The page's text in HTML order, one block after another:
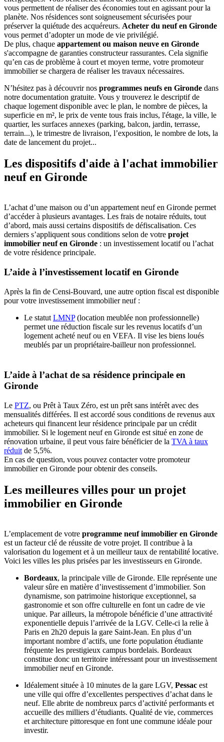
vous permettent de réaliser des économies tout en agissant pour la
planète. Nos résidences sont soigneusement sécurisées pour
préserver la quiétude des acquéreurs. Acheter du neuf en Gironde
vous permet d’adopter un mode de vie privilégié.
De plus, chaque appartement ou maison neuve en Gironde
s'accompagne de garanties constructeur rassurantes. Cela signifie
qu’en cas de problème à court et moyen terme, votre promoteur
immobilier se chargera de réaliser les travaux nécessaires.
N’hésitez pas à découvrir nos programmes neufs en Gironde dans
notre documentation gratuite. Vous y trouverez le descriptif de
chaque logement disponible avec le plan, le nombre de pièces, la
superficie en m², le prix de vente tous frais inclus, l'étage, la ville, le
quartier, les surfaces annexes (parking, balcon, jardin, terrasse,
terrain...), le trimestre de livraison, l’exposition, le nombre de lots, la
date de lancement du projet...
Les dispositifs d'aide à l'achat immobilier
neuf en Gironde
L’achat d’une maison ou d’un appartement neuf en Gironde permet
d’accéder à plusieurs avantages. Les frais de notaire réduits, tout
d’abord, mais aussi certains dispositifs de défiscalisation. Ces
derniers s’appliquent sous conditions selon de votre projet
immobilier neuf en Gironde : un investissement locatif ou l’achat
de votre résidence principale.
L’aide à l’investissement locatif en Gironde
Après la fin de Censi-Bouvard, une autre option fiscal est disponible
pour votre investissement immobilier neuf :
Le statut LMNP(location meublée non professionnelle)
permet une réduction fiscale sur les revenus locatifs d’un
logement acheté neuf ou en VEFA. Il vise les biens loués
meublés par un propriétaire-bailleur non professionnel.
L’aide à l’achat de sa résidence principale en
Gironde
Le PTZ, ou Prêt à Taux Zéro, est un prêt sans intérêt avec des
mensualités différées. Il est accordé sous conditions de revenus aux
acheteurs qui financent leur résidence principale par un crédit
immobilier. Si le logement neuf en Gironde est situé en zone de
rénovation urbaine, il peut vous faire bénéficier de la TVA à taux
réduit de 5,5%.
En cas de question, vous pouvez contacter votre promoteur
immobilier en Gironde pour obtenir des conseils.
Les meilleures villes pour un projet
immobilier en Gironde
L’emplacement de votre programme neuf immobilier en Gironde
est un facteur clé de réussite de votre projet. Il contribue à la
valorisation du logement et à un meilleur taux de rentabilité locative.
Voici les villes les plus prisées par les investisseurs en Gironde.
Bordeaux, la principale ville de Gironde. Elle représente une
valeur sûre en matière d’investissement d’immobilier. Son
dynamisme, son patrimoine historique exceptionnel, sa
gastronomie et son offre culturelle en font un cadre de vie
unique. Par ailleurs, la métropole bénéficie d’une attractivité
exponentielle depuis l’arrivée de la LGV. Celle-ci la relie à
Paris en 2h20 depuis la gare Saint-Jean. En plus d’un
important nombre d’actifs, une forte population étudiante
fréquente les prestigieux campus bordelais. Bordeaux
constitue donc un territoire intéressant pour un investissement
immobilier neuf en Gironde.
Idéalement située à 10 minutes de la gare LGV, Pessac est
une ville qui offre d’excellentes perspectives d’achat dans le
neuf. Elle abrite de nombreux parcs d’activité performants et
accueille des milliers d’étudiants. Qualité de vie, commerces
et architecture pittoresque en font une commune idéale pour
investir.